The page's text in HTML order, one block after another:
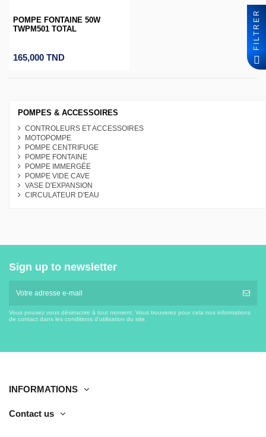
POMPE FONTAINE 50W
TWPM501 TOTAL
165,000 TND
POMPES & ACCESSOIRES
CONTROLEURS ET ACCESSOIRES
MOTOPOMPE
POMPE CENTRIFUGE
POMPE FONTAINE
POMPE IMMERGÉE
POMPE VIDE CAVE
VASE D'EXPANSION
CIRCULATEUR D'EAU
Sign up to newsletter
Vous pouvez vous désinscrire à tout moment. Vous trouverez pour cela nos informations
de contact dans les conditions d'utilisation du site.
INFORMATIONS
Contact us
FILTRER